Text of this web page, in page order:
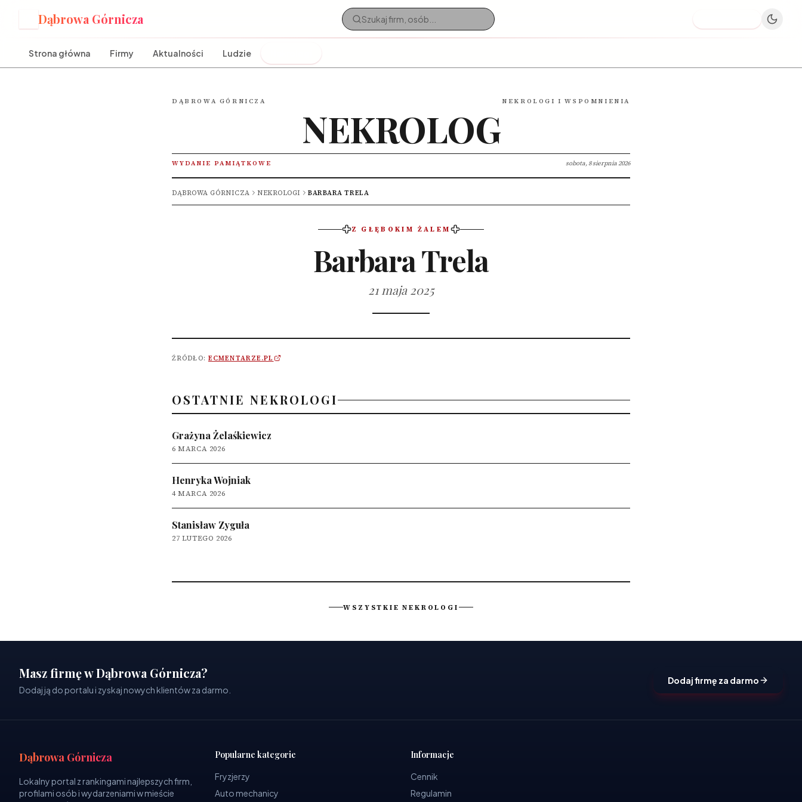
Dąbrowa Górnicza
Strona główna Firmy Aktualności Ludzie
DĄBROWA GÓRNICZA NEKROLOGI I WSPOMNIENIA
NEKROLOG
WYDANIE PAMIĄTKOWE sobota, 8 sierpnia 2026
DĄBROWA GÓRNICZA NEKROLOGI BARBARA TRELA
Z GŁĘBOKIM ŻALEM
Barbara Trela
21 maja 2025
ŹRÓDŁO: ECMENTARZE.PL
OSTATNIE NEKROLOGI
Grażyna Żelaśkiewicz
6 MARCA 2026
Henryka Wojniak
4 MARCA 2026
Stanisław Zyguła
27 LUTEGO 2026
WSZYSTKIE NEKROLOGI
Masz firmę w Dąbrowa Górnicza?
Dodaj ją do portalu i zyskaj nowych klientów za darmo.
Dodaj firmę za darmo
Dąbrowa Górnicza
Lokalny portal z rankingami najlepszych firm,
profilami osób i wydarzeniami w mieście
Popularne kategorie
Fryzjerzy
Auto mechanicy
Informacje
Cennik
Regulamin